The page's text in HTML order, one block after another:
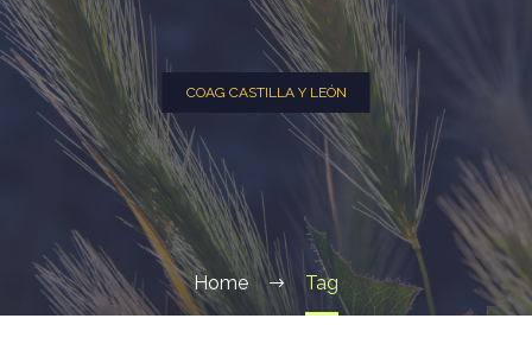
COAG CASTILLA Y LEÓN
Home Tag